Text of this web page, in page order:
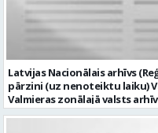
principiem; valsts valodas
prasībām; kompetences: ļoti
spējas, argumentācijas
lēmumus; analītiskās spējas;
spēja strādāt individuāli un
un piedāvāt jaunus risinājumus; mēs piedāvājam:
interesantu un atbildīgu
attīstību vērstā Pašvaldībā;
pirms nodokļu nomaksas, pēc
Latvijas Nacionālais arhīvs (Reģ.Nr.90009476367) aicina darbā namu
pārzini (uz nenoteiktu laiku)
Valmieras zonālajā valsts
darām pieejamu un